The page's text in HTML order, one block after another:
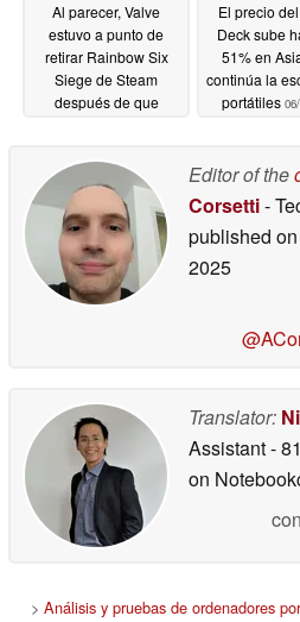
Al parecer, Valve
estuvo a punto de
retirar Rainbow Six
Siege de Steam
después de que
en Uplay 06/02/2026
El precio
Deck sube
51% en
continúa la
portátiles
Editor of the
Corsetti-
published
2025
Translator:
Assistant-
on
> Análisis y pruebas de ordenadores